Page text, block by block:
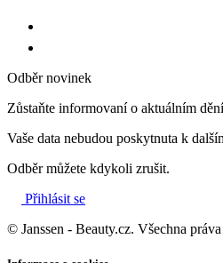
Odběr novinek
Zůstaňte informovaní o aktuálním
Vaše data nebudou poskytnuta k
Odběr můžete kdykoli zrušit.
Přihlásit se
© Janssen - Beauty.cz. Všechna